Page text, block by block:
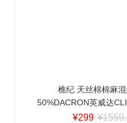
樵纪 天丝棉棉麻
50%DACRON英威达
排汗纤维夏被/四件套 单
¥299